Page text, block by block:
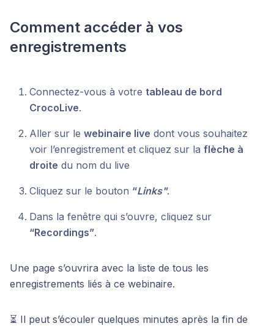
Comment accéder à vos
enregistrements
Connectez-vous à votre tableau de bord
CrocoLive.
Aller sur le webinaire live dont vous souhaitez
voir l’enregistrement et cliquez sur la flèche à
droite du nom du live
Cliquez sur le bouton “Links".
Dans la fenêtre qui s’ouvre, cliquez sur
“Recordings”.
Une page s’ouvrira avec la liste de tous les
enregistrements liés à ce webinaire.
⏳ Il peut s’écouler quelques minutes après la fin de